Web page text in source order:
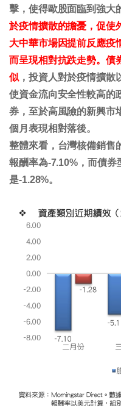
擊，使得歐股面臨到強大
於疫情擴散的擔憂，促使
大中華市場因提前反應疫
而呈現相對抗跌走勢。債
似，投資人對於疫情擴散
使資金流向安全性較高的
券，至於高風險的新興市
個月表現相對落後。
整體來看，台灣核備銷售
報酬率為-7.10%，而債券
是-1.28%。